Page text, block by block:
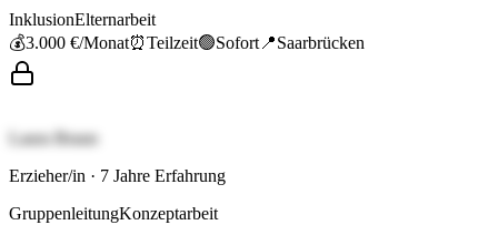
InklusionElternarbeit
💰3.000 €/Monat⏰Teilzeit🟢Sofort 📍Saarbrücken
Laura Braun
Erzieher/in · 7 Jahre Erfahrung
GruppenleitungKonzeptarbeit